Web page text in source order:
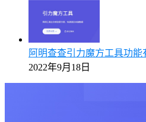
阿明查查引力魔方工具功能
2022年9月18日